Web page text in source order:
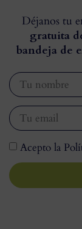
Déjanos tu
gratuita
bandeja de
Acepto la